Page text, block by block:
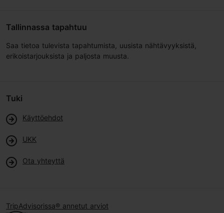
Tallinnassa tapahtuu
Saa tietoa tulevista tapahtumista, uusista nähtävyyksistä,
erikoistarjouksista ja paljosta muusta.
Tuki
Käyttöehdot
UKK
Ota yhteyttä
TripAdvisorissa® annetut arviot